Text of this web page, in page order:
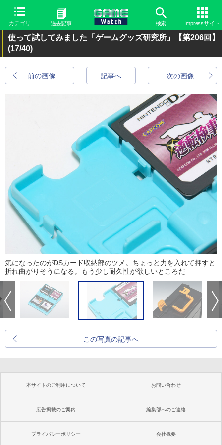
カテゴリ 過去記事 検索 Impressサイト
使って試してみました「ゲームグッズ研究所」【第206回】
(17/40)
前の画像 次の画像
記事へ
気になったのがDSカード収納部のツメ。ちょっと力を入れて押すと
折れ曲がりそうになる。もう少し耐久性が欲しいところだ
この写真の記事へ
本サイトのご利用について お問い合わせ
広告掲載のご案内 編集部へのご連絡
プライバシーポリシー 会社概要